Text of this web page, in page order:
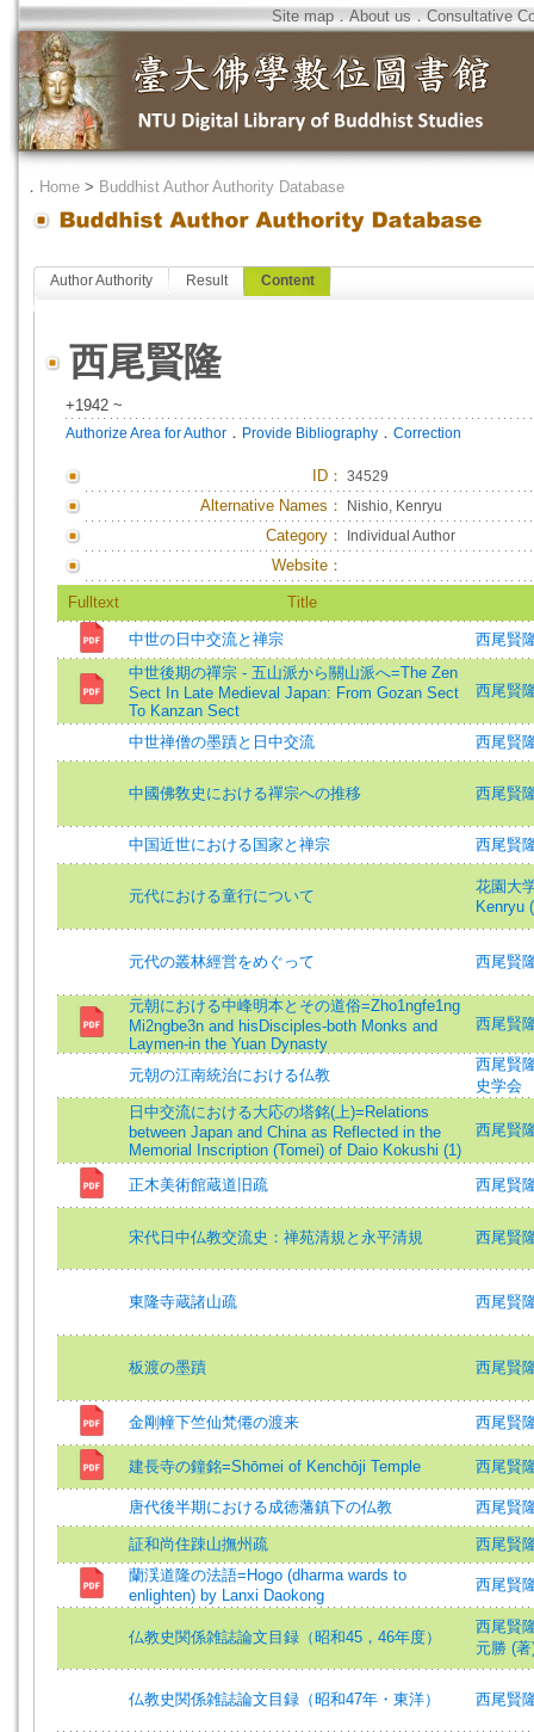
Site map．About us．Consultative
． Home > Buddhist Author Authority Database
Author Authority Result Content
西尾賢隆
+1942 ~
Authorize Area for Author ． Provide Bibliography ． Correction
ID ： 34529
Alternative Names： Nishio, Kenryu
Category： Individual Author
Website：
Fulltext Title
中世の日中交流と禅宗
西尾賢
中世後期の禪宗 - 五山派から關山派へ=The Zen
Sect In Late Medieval Japan: From Gozan Sect
To Kanzan Sect
西尾賢
中世禅僧の墨蹟と日中交流 西尾賢
中國佛敎史における禪宗への推移 西尾賢
中国近世における国家と禅宗 西尾賢
元代における童行について
花園大
Kenryu
元代の叢林經営をめぐって 西尾賢
元朝における中峰明本とその道俗=Zho1ngfe1ng
Mi2ngbe3n and hisDisciples-both Monks and
Laymen-in the Yuan Dynasty
西尾賢
元朝の江南統治における仏教
西尾賢
史学会
日中交流における大応の塔銘(上)=Relations
between Japan and China as Reflected in the
Memorial Inscription (Tomei) of Daio Kokushi (1)
西尾賢
正木美術館蔵道旧疏 西尾賢
宋代日中仏教交流史：禅苑清規と永平清規 西尾賢
東隆寺蔵諸山疏 西尾賢
板渡の墨蹟 西尾賢
金剛幢下竺仙梵僊の渡来 西尾賢
建長寺の鐘銘=Shōmei of Kenchōji Temple 西尾賢
唐代後半期における成徳藩鎮下の仏教 西尾賢
証和尚住踈山撫州疏
西尾賢
蘭渓道隆の法語=Hogo (dharma wards to
enlighten) by Lanxi Daokong
西尾賢
仏教史関係雑誌論文目録（昭和45，46年度）
西尾賢
元勝 (
仏教史関係雑誌論文目録（昭和47年・東洋） 西尾賢